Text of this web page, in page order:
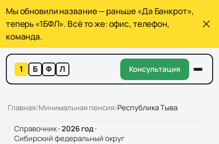
Мы обновили название — раньше «Да Банкрот»,
теперь «1БФЛ». Всё то же: офис, телефон,
команда.
1 Б Ф Л Консультация
Главная/Минимальная пенсия/Республика Тыва
Справочник•2026год•
Сибирский федеральный округ